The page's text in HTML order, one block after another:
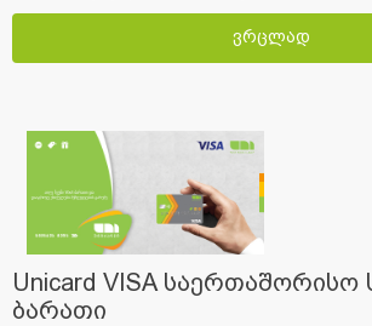
ვრცლად
Unicard VISA
ბარათი